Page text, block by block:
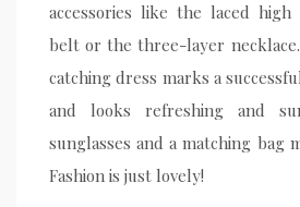
accessories like the laced
belt or the three-layer
catching dress marks a
and looks refreshing and
sunglasses and a matching bag
Fashion is just lovely!